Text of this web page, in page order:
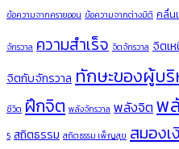
ข้อความจากครายออน ข้อความจากต่างมิติ คลื่น
จักรวาล ความสำเร็จ จิตจักรวาล จิตเ
จิตกับจักรวาล ทักษะของผู้บริ
ชีวิต ฝึกจิต พลังจักรวาล พลังจิต พ
5 สถิตธรรม สถิตธรรม เพ็ญสุข สมองเ